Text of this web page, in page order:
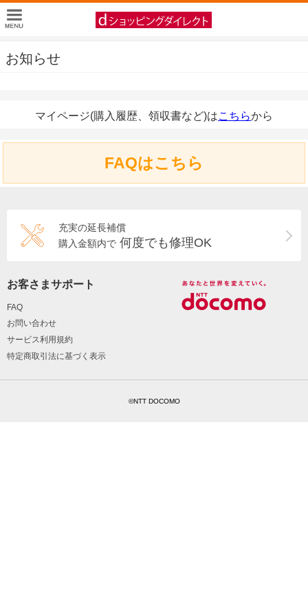
お知らせ
マイページ(購入履歴、領収書など)はこちらから
FAQはこちら
充実の延長補償
購入金額内で 何度でも修理OK
お客さまサポート
FAQ
お問い合わせ
サービス利用規約
特定商取引法に基づく表示
©NTT DOCOMO